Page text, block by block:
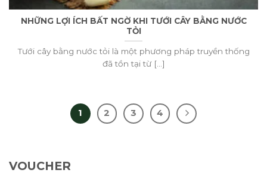
NHỮNG LỢI ÍCH BẤT NGỜ KHI TƯỚI CÂY BẰNG NƯỚC
TỎI
Tưới cây bằng nước tỏi là một phương pháp truyền thống
đã tồn tại từ [...]
1 2 3 4
VOUCHER